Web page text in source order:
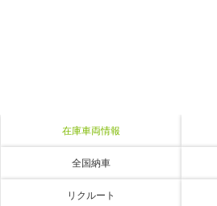
在庫車両情報
全国納車
リクルート